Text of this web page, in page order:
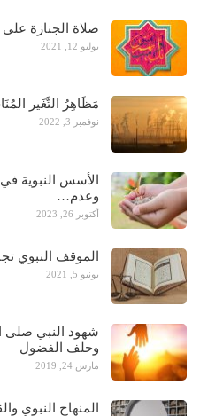
صلاة الجنازة
يوليو 12, 2021
مَظَاهِرُ التَّغَير
نوفمبر 3, 2022
وعدم…
أكتوبر 26, 2023
الموقف النبوي
يونيو 5, 2021
شهود النبي صلى
وحلف الفضول
مارس 24, 2019
المنهاج النبوي